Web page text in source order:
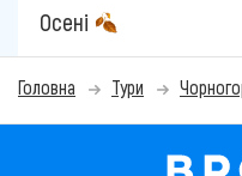
Осені
Головна Тури